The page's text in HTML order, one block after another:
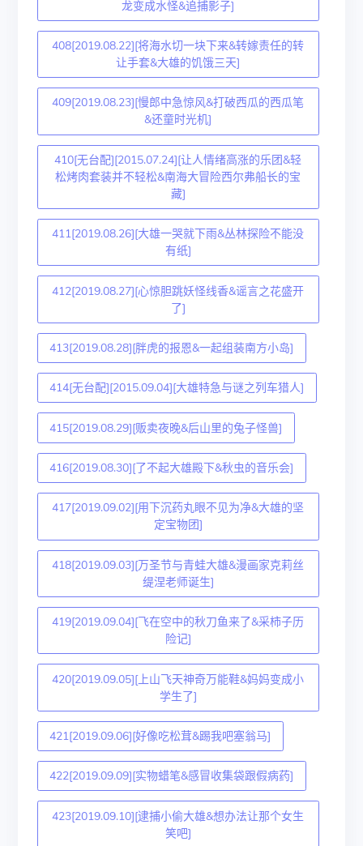
龙变成水怪&追捕影子]
408[2019.08.22][将海水切一块下来&转嫁责任的转
让手套&大雄的饥饿三天]
409[2019.08.23][慢郎中急惊风&打破西瓜的西瓜笔
&还童时光机]
410[无台配][2015.07.24][让人情绪高涨的乐团&轻
松烤肉套装并不轻松&南海大冒险西尔弗船长的宝
藏]
411[2019.08.26][大雄一哭就下雨&丛林探险不能没
有纸]
412[2019.08.27][心惊胆跳妖怪线香&谣言之花盛开
了]
413[2019.08.28][胖虎的报恩&一起组装南方小岛]
414[无台配][2015.09.04][大雄特急与谜之列车猎人]
415[2019.08.29][贩卖夜晚&后山里的兔子怪兽]
416[2019.08.30][了不起大雄殿下&秋虫的音乐会]
417[2019.09.02][用下沉药丸眼不见为净&大雄的坚
定宝物团]
418[2019.09.03][万圣节与青蛙大雄&漫画家克莉丝
缇涅老师诞生]
419[2019.09.04][飞在空中的秋刀鱼来了&采柿子历
险记]
420[2019.09.05][上山飞天神奇万能鞋&妈妈变成小
学生了]
421[2019.09.06][好像吃松茸&踢我吧塞翁马]
422[2019.09.09][实物蜡笔&感冒收集袋跟假病药]
423[2019.09.10][逮捕小偷大雄&想办法让那个女生
笑吧]